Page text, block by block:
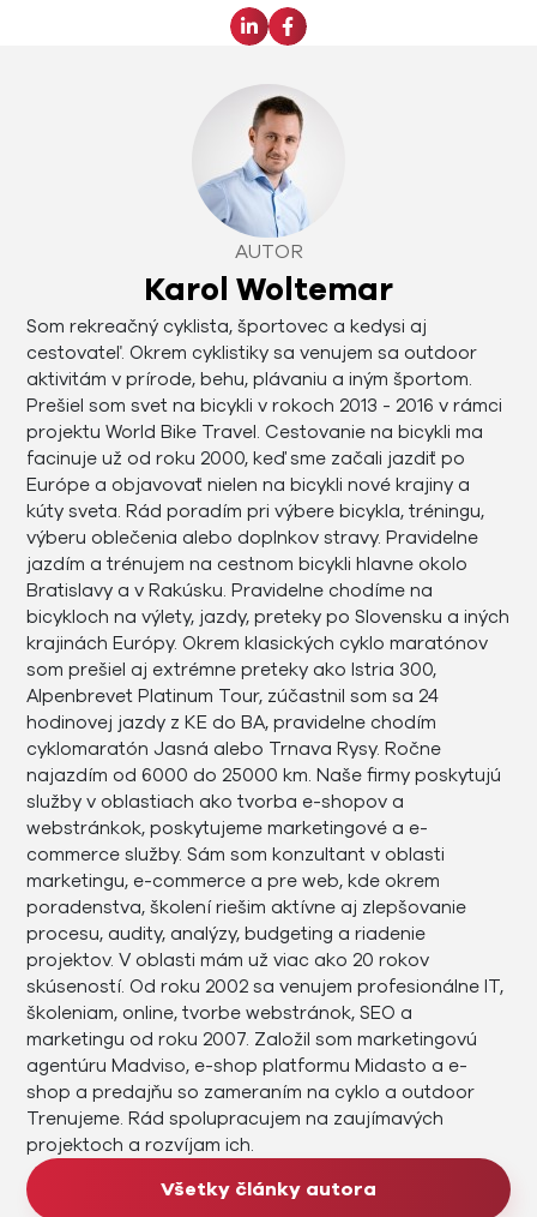
AUTOR
Karol Woltemar
Som rekreačný cyklista, športovec a kedysi aj
cestovateľ. Okrem cyklistiky sa venujem sa outdoor
aktivitám v prírode, behu, plávaniu a iným športom.
Prešiel som svet na bicykli v rokoch 2013 - 2016 v rámci
projektu World Bike Travel. Cestovanie na bicykli ma
facinuje už od roku 2000, keď sme začali jazdiť po
Európe a objavovať nielen na bicykli nové krajiny a
kúty sveta. Rád poradím pri výbere bicykla, tréningu,
výberu oblečenia alebo doplnkov stravy. Pravidelne
jazdím a trénujem na cestnom bicykli hlavne okolo
Bratislavy a v Rakúsku. Pravidelne chodíme na
bicykloch na výlety, jazdy, preteky po Slovensku a iných
krajinách Európy. Okrem klasických cyklo maratónov
som prešiel aj extrémne preteky ako Istria 300,
Alpenbrevet Platinum Tour, zúčastnil som sa 24
hodinovej jazdy z KE do BA, pravidelne chodím
cyklomaratón Jasná alebo Trnava Rysy. Ročne
najazdím od 6000 do 25000 km. Naše firmy poskytujú
služby v oblastiach ako tvorba e-shopov a
webstránkok, poskytujeme marketingové a e-
commerce služby. Sám som konzultant v oblasti
marketingu, e-commerce a pre web, kde okrem
poradenstva, školení riešim aktívne aj zlepšovanie
procesu, audity, analýzy, budgeting a riadenie
projektov. V oblasti mám už viac ako 20 rokov
skúseností. Od roku 2002 sa venujem profesionálne IT,
školeniam, online, tvorbe webstránok, SEO a
marketingu od roku 2007. Založil som marketingovú
agentúru Madviso, e-shop platformu Midasto a e-
shop a predajňu so zameraním na cyklo a outdoor
Trenujeme. Rád spolupracujem na zaujímavých
projektoch a rozvíjam ich.
Všetky články autora